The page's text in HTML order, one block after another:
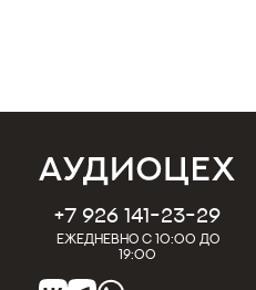
+7 926 141-23-29
Ежедневно с 10:00 до
19:00